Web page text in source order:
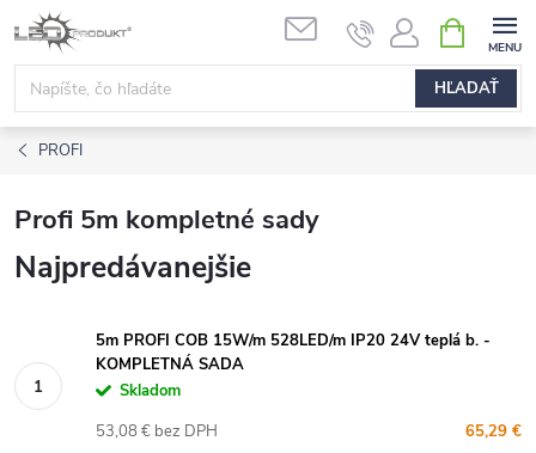
Prejsť
na
obsah
HĽADAŤ
KOŠÍK
PROFI
Profi 5m kompletné sady
Najpredávanejšie
5m PROFI COB 15W/m 528LED/m IP20 24V teplá b. -
KOMPLETNÁ SADA
Skladom
65,29 €
53,08 € bez DPH